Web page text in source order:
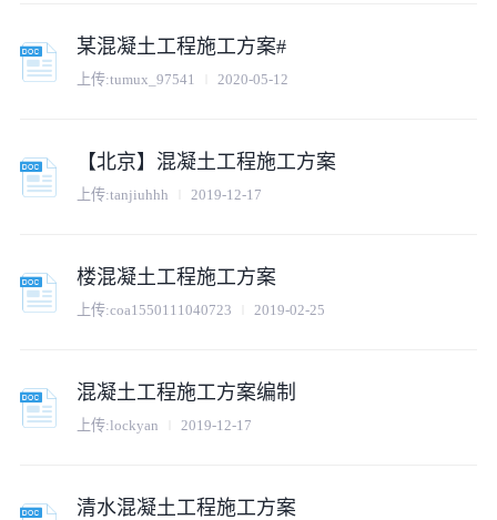
某混凝土工程施工方案#
上传:tumux_97541 2020-05-12
【北京】混凝土工程施工方案
上传:tanjiuhhh 2019-12-17
楼混凝土工程施工方案
上传:coa1550111040723 2019-02-25
混凝土工程施工方案编制
上传:lockyan 2019-12-17
清水混凝土工程施工方案